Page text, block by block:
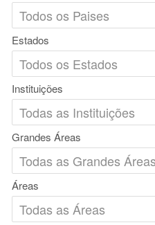
Estados
Instituições
Grandes Áreas
Áreas